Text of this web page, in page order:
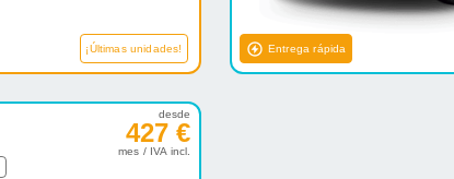
¡Últimas unidades! Entrega rápida
desde
427 €
mes / IVA incl.